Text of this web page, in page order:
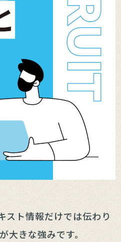
スト情報だけでは伝わり
大きな強みです。